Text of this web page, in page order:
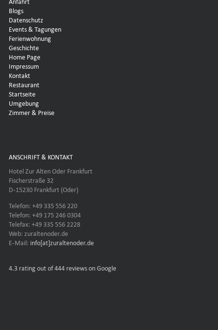
Blogs
Datenschutz
Events & Tagungen
Ferienwohnung
Geschichte
Home Page
Impressum
Kontakt
Restaurant
Startseite
Umgebung
Zimmer & Preise
ANSCHRIFT & KONTAKT
Hotel Zur Alten Oder Frankfurt
Fischerstraße 32
D-15230 Frankfurt (Oder)
Telefon: +49 335 556 220
Telefon: +49 175 246 0304
Telefax: +49 335 556 2228
Web: zuraltenoder.de
E-Mail: info[at]zuraltenoder.de
4.3 rating out of 444 reviews on Google